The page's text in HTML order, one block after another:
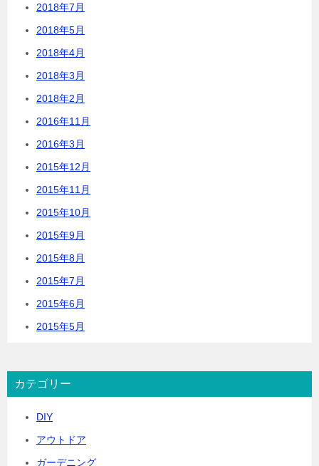
2018年7月
2018年5月
2018年4月
2018年3月
2018年2月
2016年11月
2016年3月
2015年12月
2015年11月
2015年10月
2015年9月
2015年8月
2015年7月
2015年6月
2015年5月
カテゴリー
DIY
アウトドア
ガーデニング